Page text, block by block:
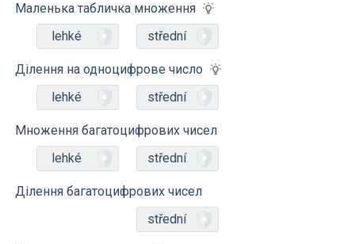
Маленька табличка множення
lehké
střední
Ділення на одноцифрове число
lehké
střední
Множення багатоцифрових чисел
lehké
střední
Ділення багатоцифрових чисел
střední